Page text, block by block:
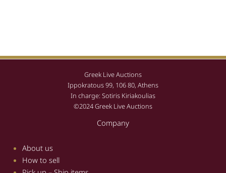
Greek Live Auctions
Ippokratous 99, 106 80, Athens
In charge: Sotiris Kiriakoulias
©2024 Greek Live Auctions
Company
About us
How to sell